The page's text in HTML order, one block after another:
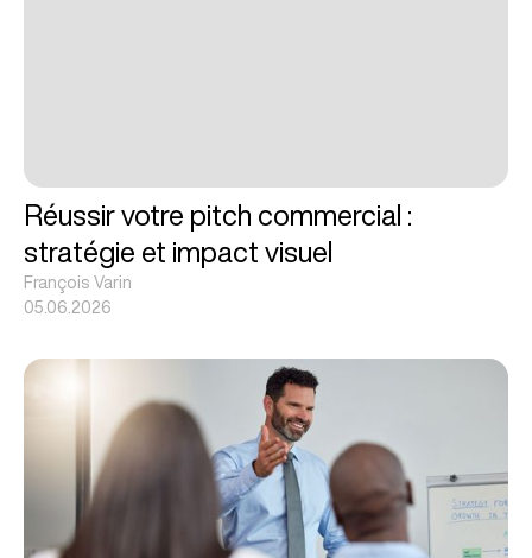
Réussir votre pitch commercial :
stratégie et impact visuel
François Varin
05.06.2026